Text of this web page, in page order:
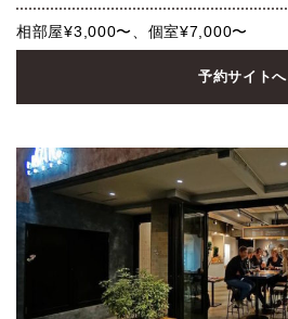
相部屋¥3,000〜、個室¥7,000〜
予約サイトへ